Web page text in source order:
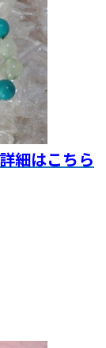
細はこちら